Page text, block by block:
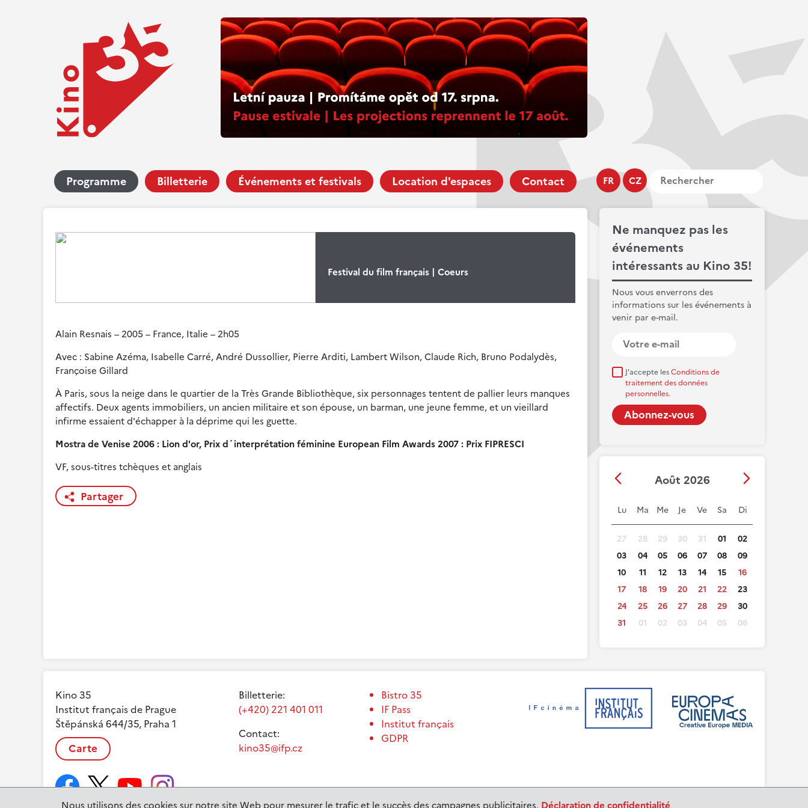
FR CZ
Programme Billetterie Événements et festivals Location d'espaces Contact
Ne manquez pas les
événements
intéressants au Kino 35!
Nous vous enverrons des
informations sur les événements à
venir par e-mail.
J'accepte lesConditions de
traitement des données
personnelles.
Août 2026
Lu Ma Me Je Ve Sa Di
27 28 29 30 31 01
02
03
04 05 06 07 08
09
10
11 12 13 14 15
16
17
18 19 20 21 22
23
24
25 26 27 28 29
30
31
01 02 03 04 05 06
Festival du film français | Coeurs
Alain Resnais – 2005 – France, Italie – 2h05
Avec : Sabine Azéma, Isabelle Carré, André Dussollier, Pierre Arditi, Lambert Wilson, Claude Rich, Bruno Podalydès,
Françoise Gillard
À Paris, sous la neige dans le quartier de la Très Grande Bibliothèque, six personnages tentent de pallier leurs manques
affectifs. Deux agents immobiliers, un ancien militaire et son épouse, un barman, une jeune femme, et un vieillard
infirme essaient d'échapper à la déprime qui les guette.
Mostra de Venise 2006 : Lion d'or, Prix d´interprétation féminine European Film Awards 2007 : Prix FIPRESCI
VF, sous-titres tchèques et anglais
Partager
Kino 35
Institut français de Prague
Štěpánská 644/35, Praha 1
Carte
Billetterie:
(+420) 221 401 011
Contact:
kino35@ifp.cz
Bistro 35
IF Pass
Institut français
GDPR